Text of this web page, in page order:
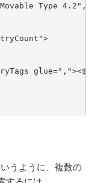
Type
うように、複数の